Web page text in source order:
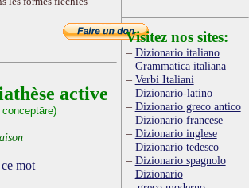
active
mot
Visitez nos sites:
Dizionario italiano
Grammatica italiana
Verbi Italiani
Dizionario-latino
Dizionario greco antico
Dizionario francese
Dizionario inglese
Dizionario tedesco
Dizionario spagnolo
Dizionario